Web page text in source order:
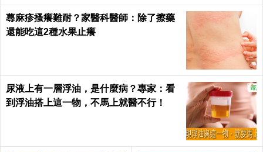
蕁麻疹搔癢難耐？家醫科醫師：除了擦藥
還能吃這2種水果止癢
尿液上有一層浮油，是什麼病？專家：看
到浮油搭上這一物，不馬上就醫不行！